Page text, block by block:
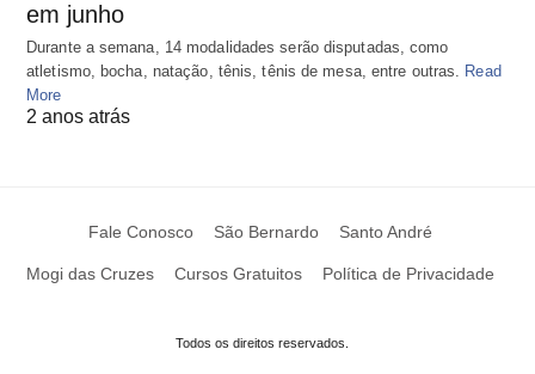
em junho
Durante a semana, 14 modalidades serão disputadas, como
atletismo, bocha, natação, tênis, tênis de mesa, entre outras. Read
More
2 anos atrás
Fale Conosco São Bernardo Santo André
Mogi das Cruzes Cursos Gratuitos Política de Privacidade
Todos os direitos reservados.